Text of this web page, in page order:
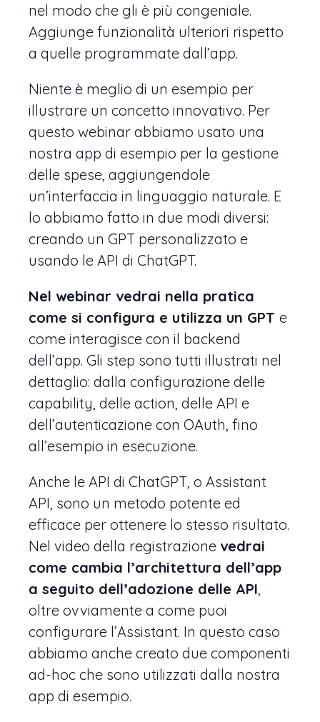
nel modo che gli è più congeniale.
Aggiunge funzionalità ulteriori rispetto
a quelle programmate dall’app.
Niente è meglio di un esempio per
illustrare un concetto innovativo. Per
questo webinar abbiamo usato una
nostra app di esempio per la gestione
delle spese, aggiungendole
un’interfaccia in linguaggio naturale. E
lo abbiamo fatto in due modi diversi:
creando un GPT personalizzato e
usando le API di ChatGPT.
Nel webinar vedrai nella pratica
come si configura e utilizza un GPT e
come interagisce con il backend
dell’app. Gli step sono tutti illustrati nel
dettaglio: dalla configurazione delle
capability, delle action, delle API e
dell’autenticazione con OAuth, fino
all’esempio in esecuzione.
Anche le API di ChatGPT, o Assistant
API, sono un metodo potente ed
efficace per ottenere lo stesso risultato.
Nel video della registrazione vedrai
come cambia l’architettura dell’app
a seguito dell’adozione delle API,
oltre ovviamente a come puoi
configurare l’Assistant. In questo caso
abbiamo anche creato due componenti
ad-hoc che sono utilizzati dalla nostra
app di esempio.